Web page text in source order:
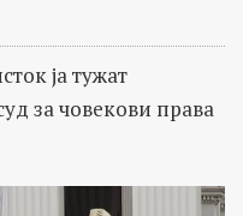
ја тужат
за човекови права